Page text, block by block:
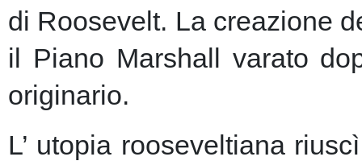
di Roosevelt. La creazione
il Piano Marshall varato
originario.
L’ utopia rooseveltiana